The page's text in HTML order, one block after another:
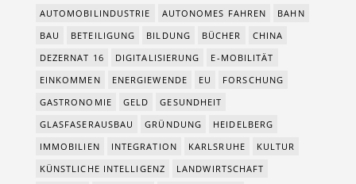
AUTOMOBILINDUSTRIE AUTONOMES FAHREN
BAHN
BAU
BETEILIGUNG BILDUNG BÜCHER
CHINA
DEZERNAT 16
DIGITALISIERUNG
E-MOBILITÄT
EINKOMMEN
ENERGIEWENDE EU
FORSCHUNG
GASTRONOMIE
GELD
GESUNDHEIT
GLASFASERAUSBAU
GRÜNDUNG
HEIDELBERG
IMMOBILIEN
INTEGRATION KARLSRUHE
KULTUR
KÜNSTLICHE INTELLIGENZ
LANDWIRTSCHAFT